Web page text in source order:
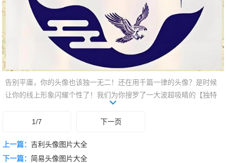
告别平庸，你的头像也该独一无二！还在用千篇一律的头像？是时候
让你的线上形象闪耀个性了！我们为你搜罗了一大波超吸睛的【独特
头像图片】，风格包罗万象，从赛博朋克的未来感，到复古蒸汽的神
秘，从Q萌治愈到暗黑酷炫，每一张都自带故事感和辨识度。不撞款，
的灵魂代表。让你的每一次亮相，都与众不同！
1/7 下一页
上一篇： 吉利头像图片大全
下一篇： 简易头像图片大全